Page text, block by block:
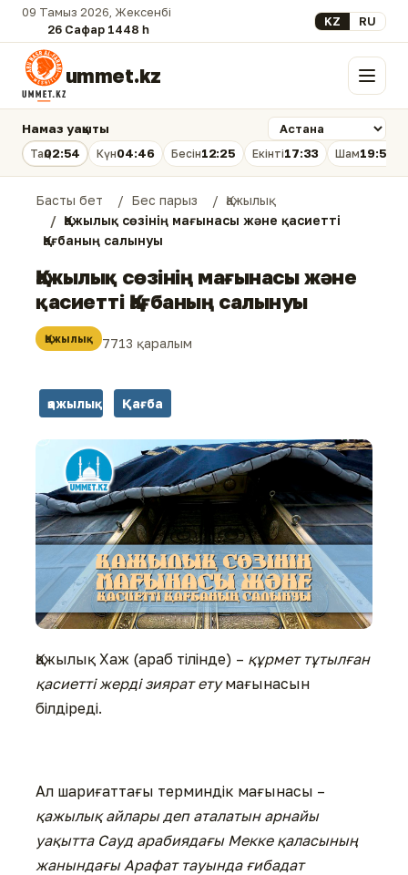
09 Тамыз 2026, Жексенбі
26 Сафар 1448 һ.
Select your
KZ RU
ummet.kz Мәзір
Намаз уақыты
Таң02:54 Күн04:46 Бесін12:25 Екінті17:33 Шам19:53
Басты бет Бес парыз
Қажылық
Қажылық сөзінің мағынасы және қасиетті
Қағбаның салынуы
Қажылық сөзінің мағынасы және
қасиетті Қағбаның салынуы
Қажылық 7713 қаралым
қажылық Қағба
Қажылық Хаж (араб тілінде) – құрмет тұтылған
қасиетті жерді зиярат етумағынасын
білдіреді.
Ал шариғаттағы терминдік мағынасы –
қажылық айлары деп аталатын арнайы
уақытта Сауд арабиядағы Мекке қаласының
жанындағы Арафат тауында ғибадат